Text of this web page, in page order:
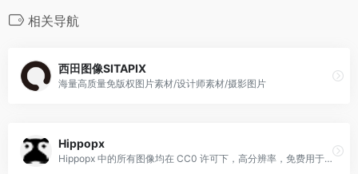
相关导航
西田图像SITAPIX
海量高质量免版权图片素材/设计师素材/摄影图片
Hippopx
Hippopx 中的所有图像均在 CC0 许可下，高分辨率，免费用于商业和个人使用，无需署名。